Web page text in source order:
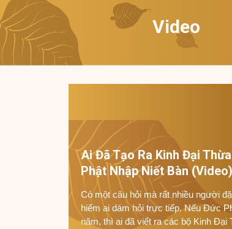
Video
Ai Đã Tạo Ra Kinh Đại
Phật Nhập Niết Bàn (Video)
Có một câu hỏi mà rất nhiều người
hiếm ai dám hỏi trực tiếp. Nếu Đức
năm, thì ai đã viết ra các bộ Kinh Đại